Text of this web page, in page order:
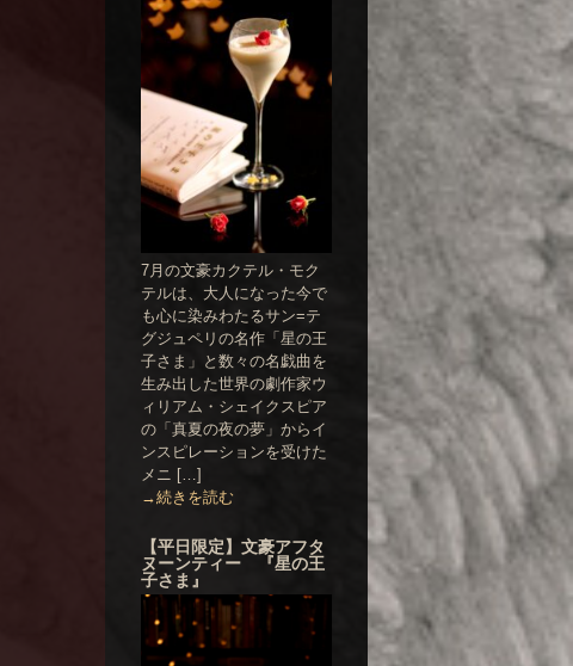
7月の文豪カクテル・モク
テルは、大人になった今で
も心に染みわたるサン=テ
グジュペリの名作「星の王
子さま」と数々の名戯曲を
生み出した世界の劇作家ウ
ィリアム・シェイクスピア
の「真夏の夜の夢」からイ
ンスピレーションを受けた
メニ […]
→続きを読む
【平日限定】文豪アフタ
ヌーンティー 『星の王
子さま』